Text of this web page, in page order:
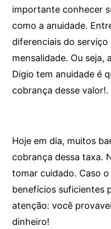
importante conhecer
como a anuidade.
diferenciais do serviço
mensalidade. Ou seja,
Digio tem anuidade é
cobrança desse valor!.
Hoje em dia, muitos
cobrança dessa taxa.
tomar cuidado. Caso
benefícios suficientes
atenção: você
dinheiro!